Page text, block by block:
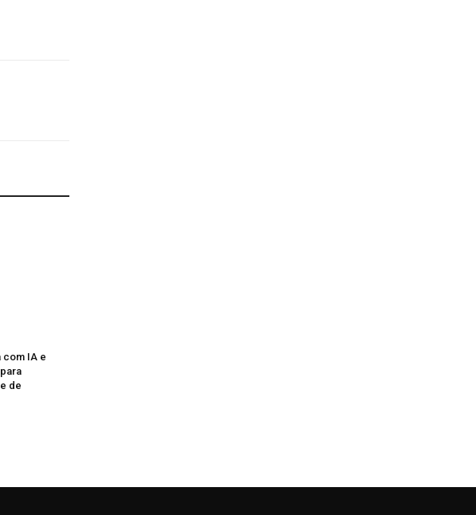
com IA e
de